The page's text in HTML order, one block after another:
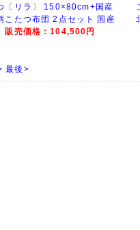
〔リラ〕 150×80cm+国産
こたつ布団 2点セット 国産
販売価格：104,500円
最後>